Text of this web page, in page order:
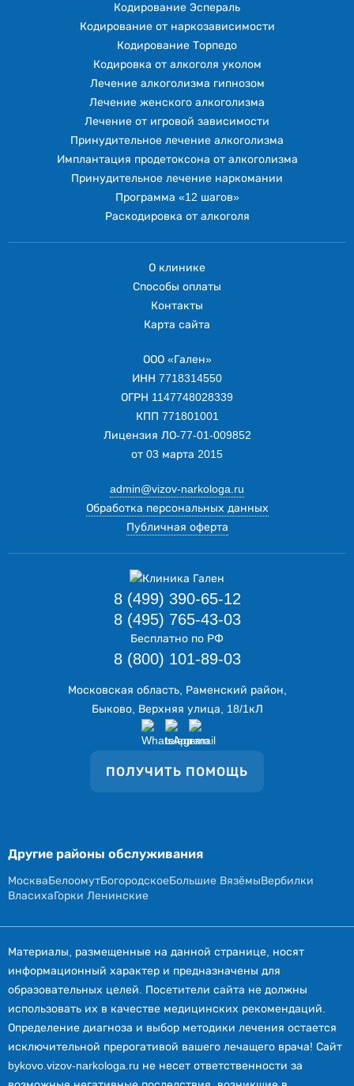
8 (499) 390-65-12
8 (495) 765-43-03
Бесплатно по РФ
8 (800) 101-89-03
ПОЛУЧИТЬ ПОМОЩЬ
Московская область, Раменский район,
Быково, Верхняя улица, 18/1кЛ
Кодирование Эспераль
Кодирование от наркозависимости
Кодирование Торпедо
Кодировка от алкоголя уколом
Лечение алкоголизма гипнозом
Лечение женского алкоголизма
Лечение от игровой зависимости
Принудительное лечение алкоголизма
Имплантация продетоксона от алкоголизма
Принудительное лечение наркомании
Программа «12 шагов»
Раскодировка от алкоголя
О клинике
Способы оплаты
Контакты
Карта сайта
ООО «Гален»
ИНН 7718314550
ОГРН 1147748028339
КПП 771801001
Лицензия ЛО-77-01-009852
от 03 марта 2015
admin@vizov-narkologa.ru
Обработка персональных данных
Публичная оферта
Другие районы обслуживания
МоскваБелоомутБогородскоеБольшие ВязёмыВербилки
ВласихаГорки Ленинские
Материалы, размещенные на данной странице, носят
информационный характер и предназначены для
образовательных целей. Посетители сайта не должны
использовать их в качестве медицинских рекомендаций.
Определение диагноза и выбор методики лечения остается
исключительной прерогативой вашего лечащего врача! Сайт
bykovo.vizov-narkologa.ru не несет ответственности за